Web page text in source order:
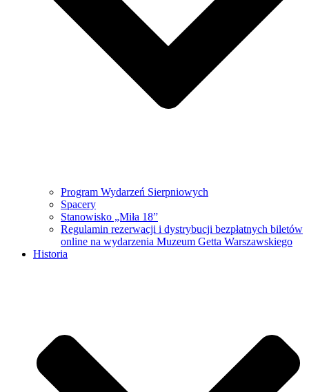
Program Wydarzeń Sierpniowych
Spacery
Stanowisko „Miła 18”
Regulamin rezerwacji i dystrybucji bezpłatnych biletów
online na wydarzenia Muzeum Getta Warszawskiego
Historia